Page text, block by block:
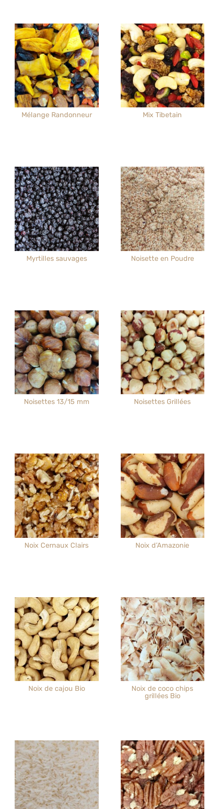
Mélange Randonneur Mix Tibetain
Myrtilles sauvages Noisette en Poudre
Noisettes 13/15 mm Noisettes Grillées
Noix Cernaux Clairs Noix d’Amazonie
Noix de cajou Bio
Noix de coco chips
grillées Bio